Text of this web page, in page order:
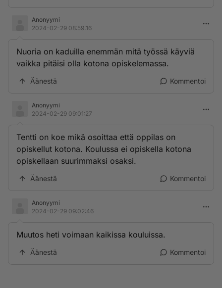
Anonyymi
2024-02-29 08:59:16
Nuoria on kaduilla enemmän mitä työssä käyviä
vaikka pitäisi olla kotona opiskelemassa.
Äänestä Kommentoi
Anonyymi
2024-02-29 09:01:27
Tentti on koe mikä osoittaa että oppilas on
opiskellut kotona. Koulussa ei opiskella kotona
opiskellaan suurimmaksi osaksi.
Äänestä Kommentoi
Anonyymi
2024-02-29 09:02:46
Muutos heti voimaan kaikissa kouluissa.
Äänestä Kommentoi